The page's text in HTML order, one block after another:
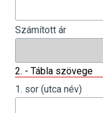
Számított ár
2. - Tábla szövege
1. sor (utca név)